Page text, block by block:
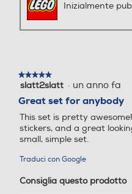
Inizialmente
★★★★★
★★★★★
5
5
stelle.
slatt2slatt · un anno fa
Great set for anybody
This set is pretty
stickers, and a great
small, simple set.
Traduci con Google
Consiglia questo prodotto